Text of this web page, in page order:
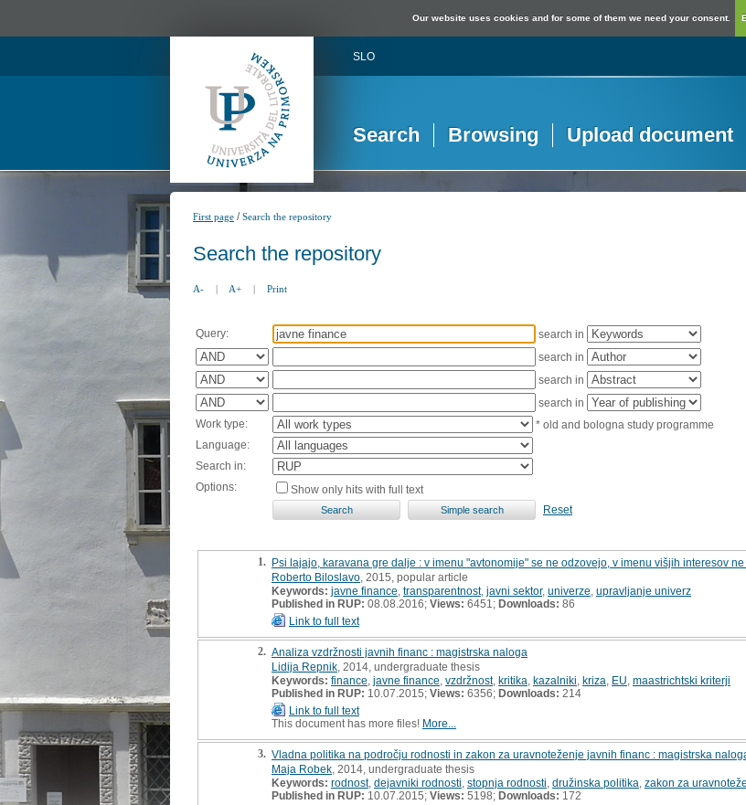
Our website uses cookies and for some of them we need your consent.
SLO
Search Browsing Upload document
First page /Search the repository
Search the repository
A- | A+ | Print
Query:
search in
search in
search in
search in
Work type:
* old and bologna study programme
Language:
Search in:
Options:
Show only hits with full text
Reset
1. Psi lajajo, karavana gre dalje : v imenu "avtonomije" se ne odzovejo, v imenu višjih interesov
Roberto Biloslavo , 2015, popular article
Keywords: javne finance transparentnost, javni sektor, univerze upravljanje univerz
Published in RUP: 08.08.2016; Views: 6451; Downloads: 86
Link to full text
2. Analiza vzdržnosti javnih financ : magistrska naloga
Lidija Repnik , 2014, undergraduate thesis
Keywords: finance javne finance vzdržnost, kritika kazalniki kriza EU maastrichtski kriterji
Published in RUP: 10.07.2015; Views: 6356; Downloads: 214
Link to full text
This document has more files! More...
3. Vladna politika na področju rodnosti in zakon za uravnoteženje javnih financ : magistrska
Maja Robek , 2014, undergraduate thesis
Keywords: rodnost, dejavniki rodnosti stopnja rodnosti družinska politika zakon za
Published in RUP: 10.07.2015; Views: 5198; Downloads: 172